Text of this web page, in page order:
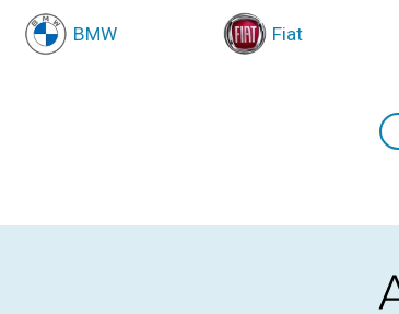
BMW Fiat